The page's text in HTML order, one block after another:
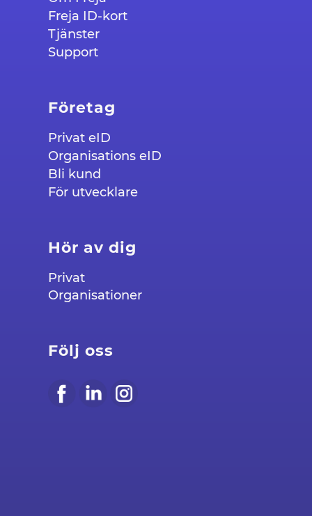
Freja ID-kort
Tjänster
Support
Företag
Privat eID
Organisations eID
Bli kund
För utvecklare
Hör av dig
Privat
Organisationer
Följ oss